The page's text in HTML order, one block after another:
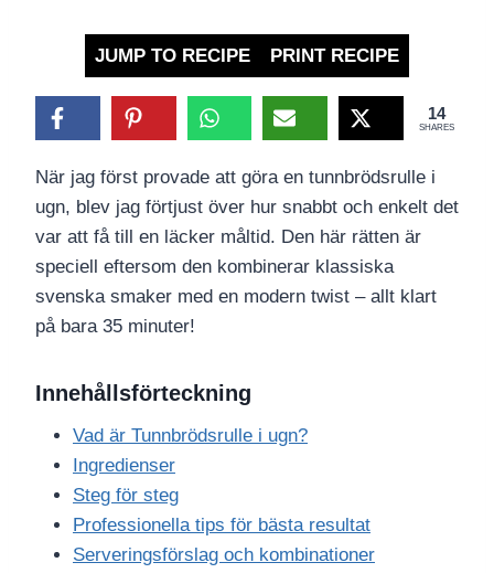
JUMP TO RECIPE PRINT RECIPE
14
SHARES
När jag först provade att göra en tunnbrödsrulle i
ugn, blev jag förtjust över hur snabbt och enkelt det
var att få till en läcker måltid. Den här rätten är
speciell eftersom den kombinerar klassiska
svenska smaker med en modern twist – allt klart
på bara 35 minuter!
Innehållsförteckning
Vad är Tunnbrödsrulle i ugn?
Ingredienser
Steg för steg
Professionella tips för bästa resultat
Serveringsförslag och kombinationer